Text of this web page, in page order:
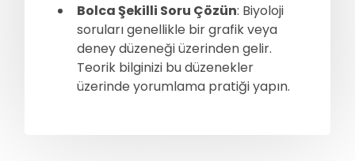
Bolca Şekilli Soru Çözün: Biyoloji
soruları genellikle bir grafik veya
deney düzeneği üzerinden gelir.
Teorik bilginizi bu düzenekler
üzerinde yorumlama pratiği yapın.